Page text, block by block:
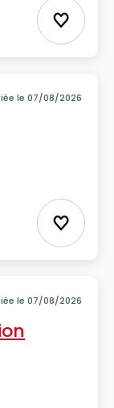
Ajouter
le 07/08/2026
Ajouter
le 07/08/2026